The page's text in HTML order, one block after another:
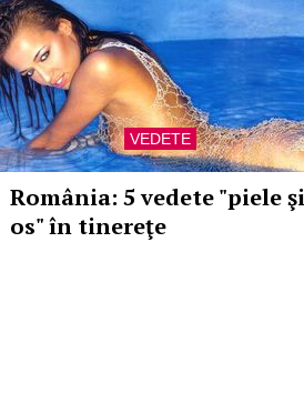
VEDETE
România: 5 vedete "piele şi
os" în tinereţe